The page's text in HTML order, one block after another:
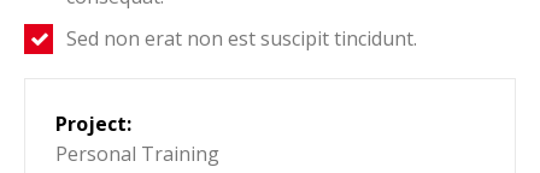
Sed non erat non est suscipit tincidunt.
Project:
Personal Training